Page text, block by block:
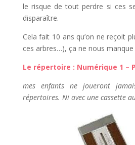
le risque de tout perdre si ces
disparaître.
Cela fait 10 ans qu’on ne reçoit
ces arbres…), ça ne nous manque
Le répertoire : Numérique 1 –
mes enfants ne joueront
répertoires. Ni avec une cassette